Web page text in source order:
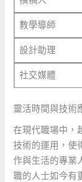
教學導師
設計助理
社交媒體
靈活時間與技術
在現代職場中，
技術的運用，使
作與生活的專業
職的人士如今有